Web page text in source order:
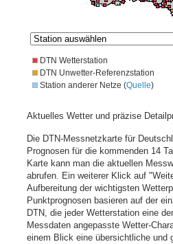
DTN Wetterstation
DTN Unwetter-Referenzstation
Station anderer Netze (Quelle)
Aktuelles Wetter und präzise
Die DTN-Messnetzkarte für
Prognosen für die kommenden 14
Karte kann man die aktuellen
abrufen. Ein weiterer Klick auf
Aufbereitung der wichtigsten
Punktprognosen basieren auf der
DTN, die jeder Wetterstation eine
Messdaten angepasste Wetter-
einem Blick eine übersichtliche und